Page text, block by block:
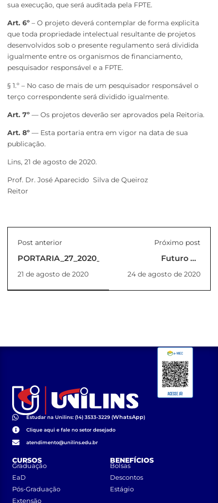
sua execução, que será auditada pela FPTE.
Art. 6º – O projeto deverá contemplar de forma explicita
que toda propriedade intelectual resultante de projetos
desenvolvidos sob o presente regulamento será dividida
igualmente entre os organismos de financiamento,
pesquisador responsável e a FPTE.
§ 1.º – No caso de mais de um pesquisador responsável o
terço correspondente será dividido igualmente.
Art. 7º — Os projetos deverão ser aprovados pela Reitoria.
Art. 8º — Esta portaria entra em vigor na data de sua
publicação.
Lins, 21 de agosto de 2020.
Prof. Dr. José Aparecido Silva de Queiroz
Reitor
Post anterior
PORTARIA_27_2020_REITORIA
21 de agosto de 2020
Próximo post
Futuro da
engenharia é tema
de live da Unilins
24 de agosto de 2020
Estudar na Unilins: (14) 3533-3229 (WhatsApp)
Clique aqui e fale no setor desejado
atendimento@unilins.edu.br
CURSOS
Graduação
EaD
Pós-Graduação
Extensão
BENEFÍCIOS
Bolsas
Descontos
Estágio